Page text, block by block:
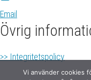
Email
Övrig
>> Integritetspolicy
Vi använder cookies